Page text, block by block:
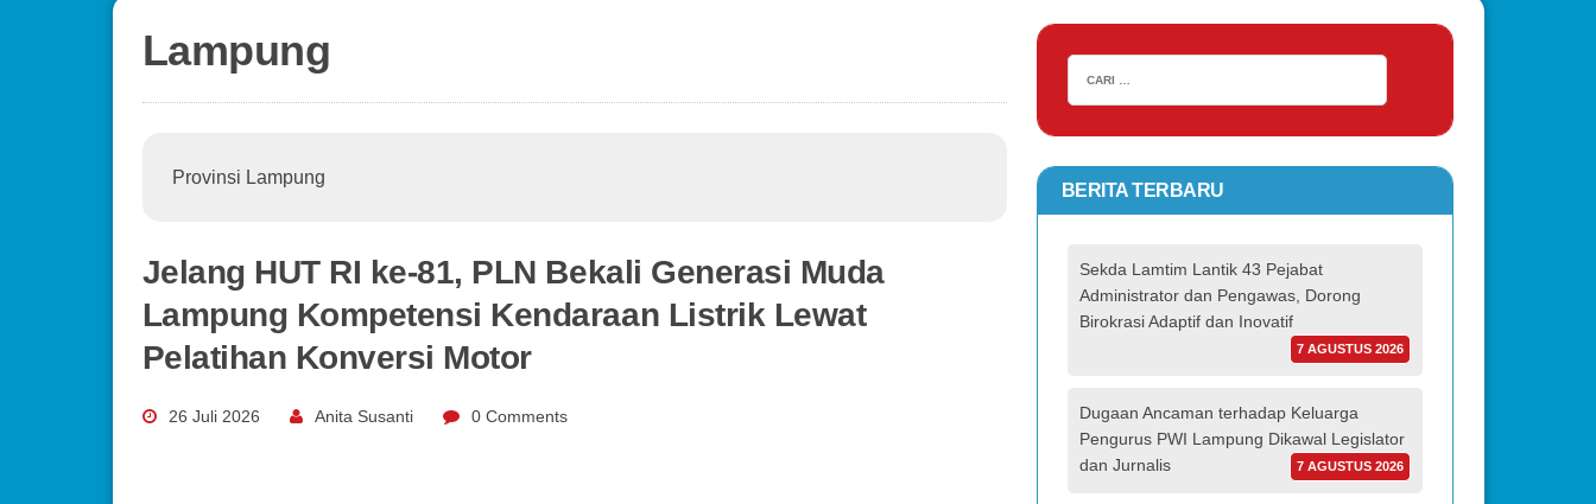
Lampung
Provinsi Lampung
Jelang HUT RI ke-81, PLN Bekali Generasi Muda
Lampung Kompetensi Kendaraan Listrik Lewat
Pelatihan Konversi Motor
26 Juli 2026 Anita Susanti 0 Comments
BERITA TERBARU
Sekda Lamtim Lantik 43 Pejabat
Administrator dan Pengawas, Dorong
Birokrasi Adaptif dan Inovatif
7 AGUSTUS 2026
Dugaan Ancaman terhadap Keluarga
Pengurus PWI Lampung Dikawal Legislator
dan Jurnalis
7 AGUSTUS 2026